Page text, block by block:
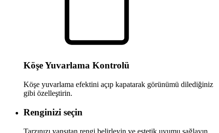
Köşe Yuvarlama Kontrolü
Köşe yuvarlama efektini açıp kapatarak görünümü dilediğiniz
gibi özelleştirin.
Renginizi seçin
Tarzınızı yansıtan rengi belirleyin ve estetik uyumu sağlayın.